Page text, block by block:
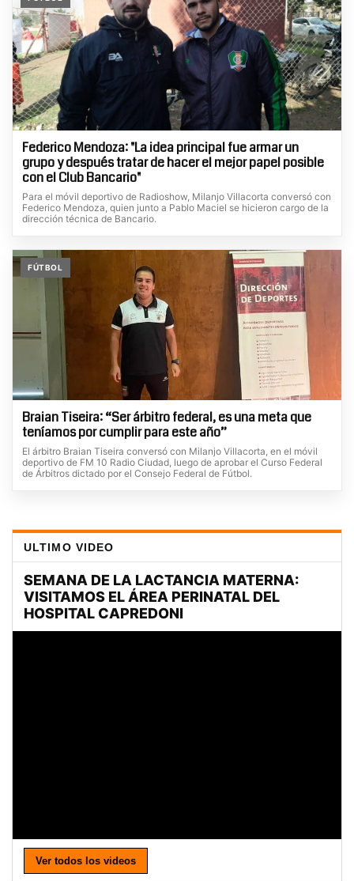
Federico Mendoza: "La idea principal fue armar un
grupo y después tratar de hacer el mejor papel posible
con el Club Bancario"
Para el móvil deportivo de Radioshow, Milanjo Villacorta conversó con
Federico Mendoza, quien junto a Pablo Maciel se hicieron cargo de la
dirección técnica de Bancario.
FÚTBOL
Braian Tiseira: “Ser árbitro federal, es una meta que
teníamos por cumplir para este año”
El árbitro Braian Tiseira conversó con Milanjo Villacorta, en el móvil
deportivo de FM 10 Radio Ciudad, luego de aprobar el Curso Federal
de Árbitros dictado por el Consejo Federal de Fútbol.
ULTIMO VIDEO
Ver todos los videos